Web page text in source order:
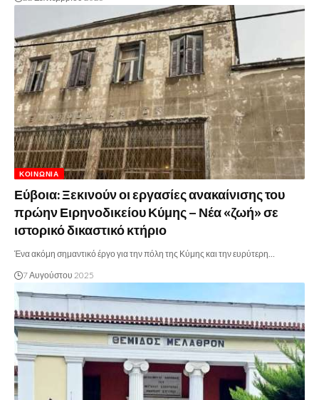
ΚΟΙΝΩΝΊΑ
Εύβοια: Ξεκινούν οι εργασίες ανακαίνισης του
πρώην Ειρηνοδικείου Κύμης – Νέα «ζωή» σε
ιστορικό δικαστικό κτήριο
Ένα ακόμη σημαντικό έργο για την πόλη της Κύμης και την ευρύτερη…
7 Αυγούστου 2025